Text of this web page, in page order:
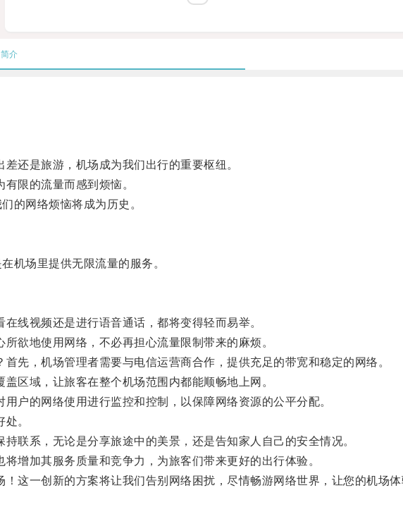
简介
是旅游，机场成为我们出行的重要枢纽。
限的流量而感到烦恼。
的网络烦恼将成为历史。
机场里提供无限流量的服务。
视频还是进行语音通话，都将变得轻而易举。
地使用网络，不必再担心流量限制带来的麻烦。
，机场管理者需要与电信运营商合作，提供充足的带宽和稳定的网络。
域，让旅客在整个机场范围内都能顺畅地上网。
的网络使用进行监控和控制，以保障网络资源的公平分配。
。
系，无论是分享旅途中的美景，还是告知家人自己的安全情况。
加其服务质量和竞争力，为旅客们带来更好的出行体验。
一创新的方案将让我们告别网络困扰，尽情畅游网络世界，让您的机场体